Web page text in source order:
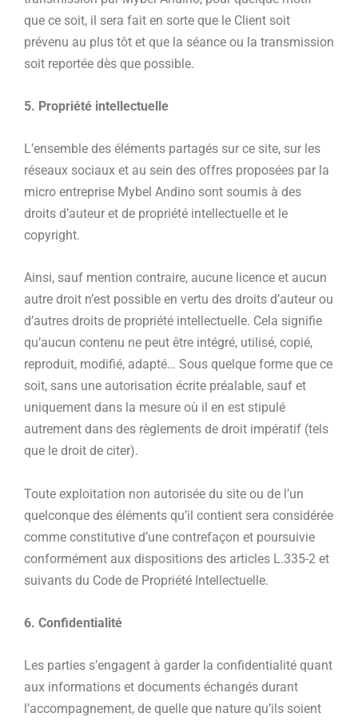
que ce soit, il sera fait en sorte que le Client soit
prévenu au plus tôt et que la séance ou la transmission
soit reportée dès que possible.
5. Propriété intellectuelle
L’ensemble des éléments partagés sur ce site, sur les
réseaux sociaux et au sein des offres proposées par la
micro entreprise Mybel Andino sont soumis à des
droits d’auteur et de propriété intellectuelle et le
copyright.
Ainsi, sauf mention contraire, aucune licence et aucun
autre droit n’est possible en vertu des droits d’auteur ou
d’autres droits de propriété intellectuelle. Cela signifie
qu’aucun contenu ne peut être intégré, utilisé, copié,
reproduit, modifié, adapté… Sous quelque forme que ce
soit, sans une autorisation écrite préalable, sauf et
uniquement dans la mesure où il en est stipulé
autrement dans des règlements de droit impératif (tels
que le droit de citer).
Toute exploitation non autorisée du site ou de l’un
quelconque des éléments qu’il contient sera considérée
comme constitutive d’une contrefaçon et poursuivie
conformément aux dispositions des articles L.335-2 et
suivants du Code de Propriété Intellectuelle.
6. Confidentialité
Les parties s’engagent à garder la confidentialité quant
aux informations et documents échangés durant
l’accompagnement, de quelle que nature qu’ils soient